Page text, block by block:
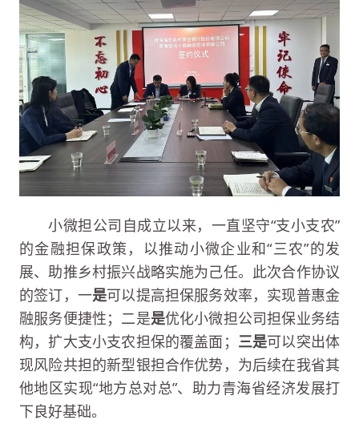
小微担公司自成立以来，一直坚守“支小支农”
的金融担保政策，以推动小微企业和“三农”的发
展、助推乡村振兴战略实施为己任。此次合作协议
的签订，一是可以提高担保服务效率，实现普惠金
融服务便捷性；二是是优化小微担公司担保业务结
构，扩大支小支农担保的覆盖面； 三是可以突出体
现风险共担的新型银担合作优势，为后续在我省其
他地区实现“地方总对总”、助力青海省经济发展打
下良好基础。